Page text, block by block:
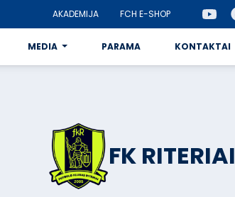
MEDIA PARAMA KONTAKTAI
AKADEMIJA FCH E-SHOP
FK RITERIAI